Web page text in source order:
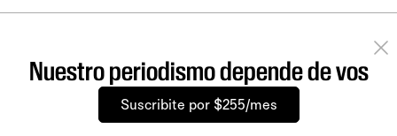
Nuestro periodismo depende de vos
Suscribite por $255/mes